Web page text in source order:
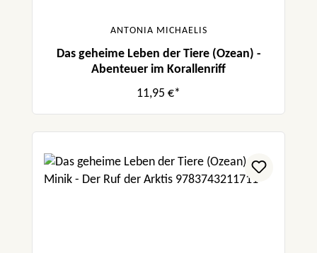
ANTONIA MICHAELIS
Das geheime Leben der Tiere (Ozean) -
Abenteuer im Korallenriff
11,95 €*